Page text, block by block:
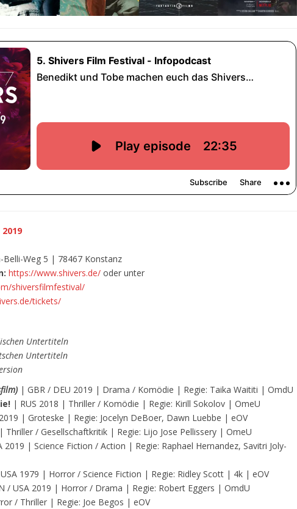
Belli-Weg 5 | 78467 Konstanz
https://www.shivers.de/ oder unter
shiversfilmfestival/
tickets/
Untertiteln
Untertiteln
| GBR / DEU 2019 | Drama / Komödie | Regie: Taika Waititi | OmdU
| RUS 2018 | Thriller / Komödie | Regie: Kirill Sokolov | OmeU
| Groteske | Regie: Jocelyn DeBoer, Dawn Luebbe | eOV
Thriller / Gesellschaftkritik | Regie: Lijo Jose Pellissery | OmeU
2019 | Science Fiction / Action | Regie: Raphael Hernandez, Savitri Joly-
1979 | Horror / Science Fiction | Regie: Ridley Scott | 4k | eOV
/ USA 2019 | Horror / Drama | Regie: Robert Eggers | OmdU
/ Thriller | Regie: Joe Begos | eOV